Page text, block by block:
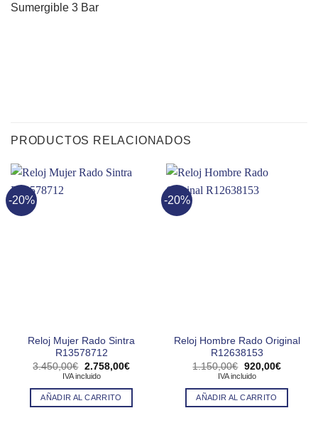
Sumergible 3 Bar
PRODUCTOS RELACIONADOS
-20%
Reloj Mujer Rado Sintra
R13578712
3.450,00€ El
precio
era:
3.450,00€.
2.758,00€El
IVA incluido
AÑADIR AL CARRITO
-20%
Reloj Hombre Rado Original
R12638153
1.150,00€ El
precio
era:
1.150,00€.
920,00€El
IVA incluido
AÑADIR AL CARRITO